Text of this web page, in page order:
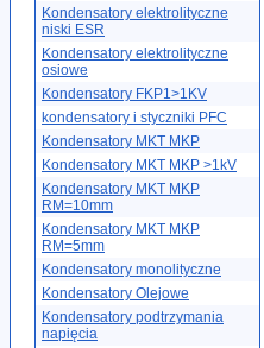
Kondensatory elektrolityczne
niski ESR
Kondensatory elektrolityczne
osiowe
Kondensatory FKP1>1KV
kondensatory i styczniki PFC
Kondensatory MKT MKP
Kondensatory MKT MKP >1kV
Kondensatory MKT MKP
RM=10mm
Kondensatory MKT MKP
RM=5mm
Kondensatory monolityczne
Kondensatory Olejowe
Kondensatory podtrzymania
napięcia